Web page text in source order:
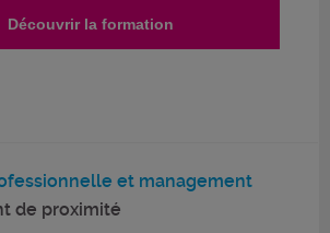
Découvrir la formation
et management
de proximité